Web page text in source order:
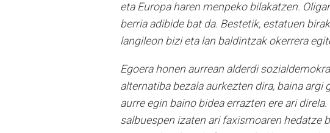
eta Europa haren menpeko bilakatzen.
berria adibide bat da. Bestetik, estatuen
langileon bizi eta lan baldintzak okerrera
Egoera honen aurrean alderdi
alternatiba bezala aurkezten dira, baina
aurre egin baino bidea errazten ere ari
salbuespen izaten ari faxismoaren hedatze